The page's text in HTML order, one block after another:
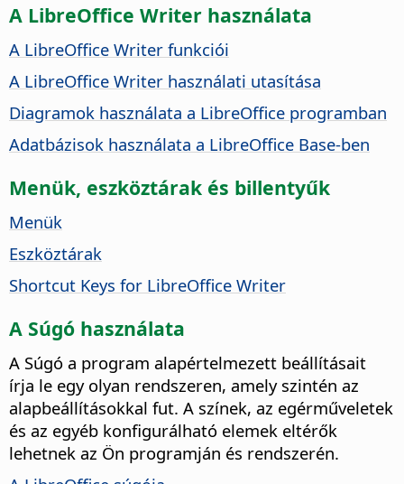
A LibreOffice Writer használata
A LibreOffice Writer funkciói
A LibreOffice Writer használati utasítása
Diagramok használata a LibreOffice programban
Adatbázisok használata a LibreOffice Base-ben
Menük, eszköztárak és billentyűk
Menük
Eszköztárak
Shortcut Keys for LibreOffice Writer
A Súgó használata
A Súgó a program alapértelmezett beállításait
írja le egy olyan rendszeren, amely szintén az
alapbeállításokkal fut. A színek, az egérműveletek
és az egyéb konfigurálható elemek eltérők
lehetnek az Ön programján és rendszerén.